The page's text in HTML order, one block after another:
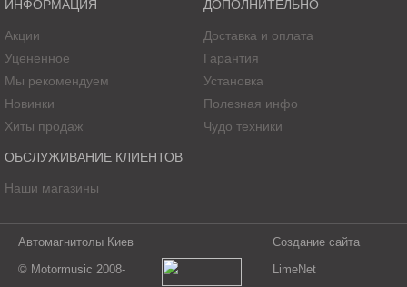
ИНФОРМАЦИЯ
Акции
Уцененное
Мы рекомендуем
Новинки
Хиты продаж
ДОПОЛНИТЕЛЬНО
Доставка и оплата
Гарантия
Установка
Полезная инфо
Чудо техники
ОБСЛУЖИВАНИЕ КЛИЕНТОВ
Наши магазины
Автомагнитолы Киев
© Motormusic 2008-
Создание сайта
LimeNet